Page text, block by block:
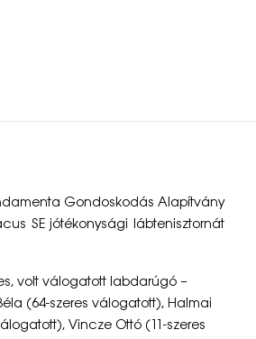
Gondoskodás Alapítvány
SE jótékonysági lábtenisztornát
volt válogatott labdarúgó –
(64-szeres válogatott), Halmai
Vincze Ottó (11-szeres